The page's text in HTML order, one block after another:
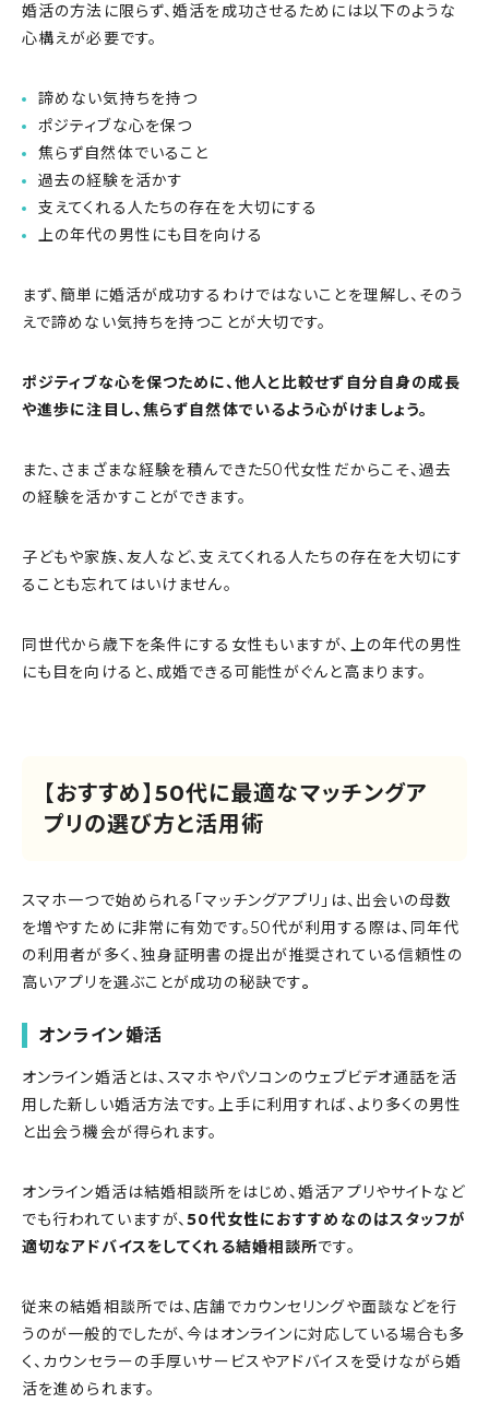
婚活の方法に限らず、婚活を成功させるためには以下のような
心構えが必要です。
諦めない気持ちを持つ
ポジティブな心を保つ
焦らず自然体でいること
過去の経験を活かす
支えてくれる人たちの存在を大切にする
上の年代の男性にも目を向ける
まず、簡単に婚活が成功するわけではないことを理解し、そのう
えで諦めない気持ちを持つことが大切です。
ポジティブな心を保つために、他人と比較せず自分自身の成長
や進歩に注目し、焦らず自然体でいるよう心がけましょう。
また、さまざまな経験を積んできた50代女性だからこそ、過去
の経験を活かすことができます。
子どもや家族、友人など、支えてくれる人たちの存在を大切にす
ることも忘れてはいけません。
同世代から歳下を条件にする女性もいますが、上の年代の男性
にも目を向けると、成婚できる可能性がぐんと高まります。
【おすすめ】50代に最適なマッチングア
プリの選び方と活用術
スマホ一つで始められる「マッチングアプリ」は、出会いの母数
を増やすために非常に有効です。50代が利用する際は、同年代
の利用者が多く、独身証明書の提出が推奨されている信頼性の
高いアプリを選ぶことが成功の秘訣です。
オンライン婚活
オンライン婚活とは、スマホやパソコンのウェブビデオ通話を活
用した新しい婚活方法です。上手に利用すれば、より多くの男性
と出会う機会が得られます。
オンライン婚活は結婚相談所をはじめ、婚活アプリやサイトなど
でも行われていますが、50代女性におすすめなのはスタッフが
適切なアドバイスをしてくれる結婚相談所です。
従来の結婚相談所では、店舗でカウンセリングや面談などを行
うのが一般的でしたが、今はオンラインに対応している場合も多
く、カウンセラーの手厚いサービスやアドバイスを受けながら婚
活を進められます。